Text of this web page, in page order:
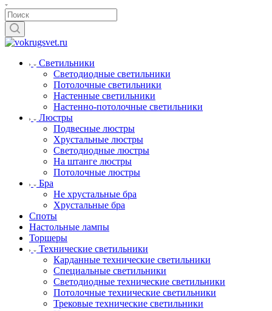
Светильники
Светодиодные светильники
Потолочные светильники
Настенные светильники
Настенно-потолочные светильники
Люстры
Подвесные люстры
Хрустальные люстры
Светодиодные люстры
На штанге люстры
Потолочные люстры
Бра
Не хрустальные бра
Хрустальные бра
Споты
Настольные лампы
Торшеры
Технические светильники
Карданные технические светильники
Специальные светильники
Светодиодные технические светильники
Потолочные технические светильники
Трековые технические светильники